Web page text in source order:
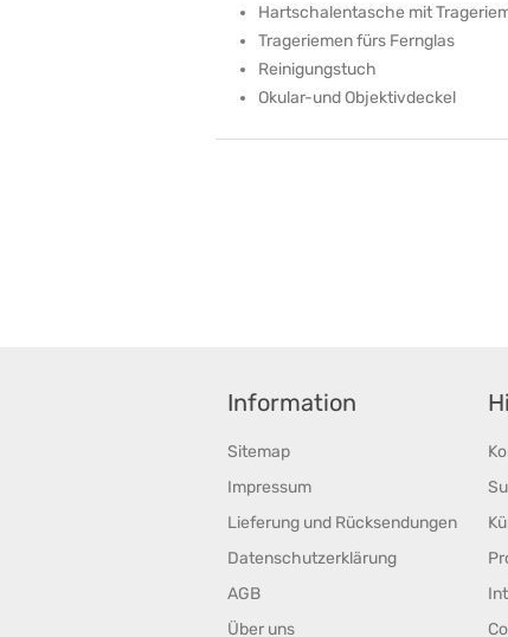
Hartschalentasche mit
Trageriemen fürs Fernglas
Reinigungstuch
Okular-und Objektivdeckel
Information
Sitemap
Impressum
Lieferung und Rücksendungen
Datenschutzerklärung
AGB
Über uns